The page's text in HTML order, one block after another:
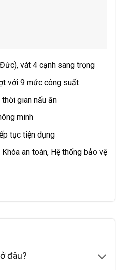
vát 4 cạnh sang trọng
với 9 mức công suất
thời gian nấu ăn
minh
tục tiện dụng
Khóa an toàn, Hệ thống bảo vệ
đâu?